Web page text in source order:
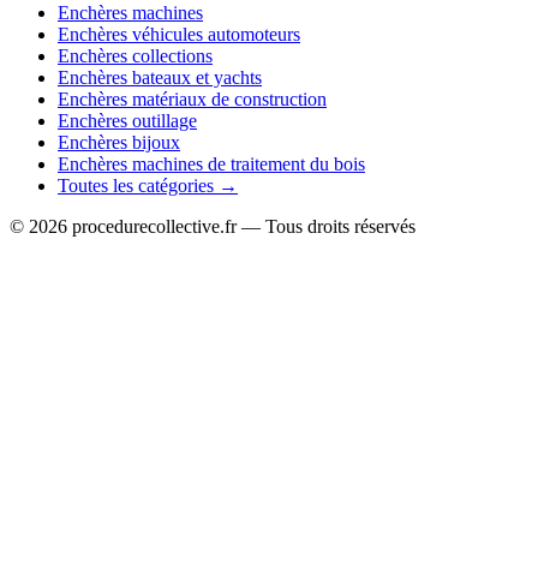
Enchères machines
Enchères véhicules automoteurs
Enchères collections
Enchères bateaux et yachts
Enchères matériaux de construction
Enchères outillage
Enchères bijoux
Enchères machines de traitement du bois
Toutes les catégories →
© 2026 procedurecollective.fr — Tous droits réservés